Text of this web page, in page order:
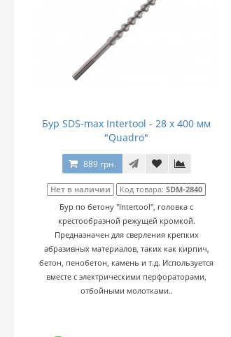
Бур SDS-max Intertool - 28 х 400 мм
"Quadro"
889 грн.
Нет в наличии Код товара:SDM-2840
Бур по бетону "Intertool", головка с
крестообразной режущей кромкой.
Предназначен для сверления крепких
абразивных материалов, таких как кирпич,
бетон, пенобетон, камень и т.д. Используется
вместе с электрическими перфораторами,
отбойными молотками..